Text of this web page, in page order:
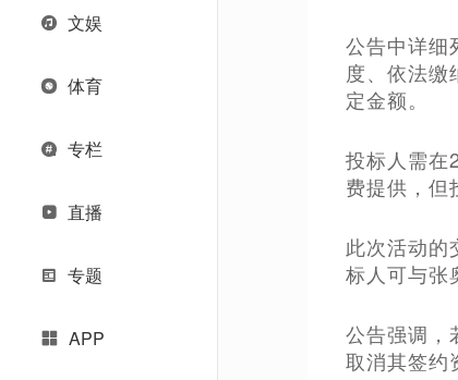
文娱
体育
专栏
直播
专题
APP
公告中详细
度、依法
定金额。
投标人需在
费提供，但
此次活动的
标人可与张
公告强调，
取消其签约